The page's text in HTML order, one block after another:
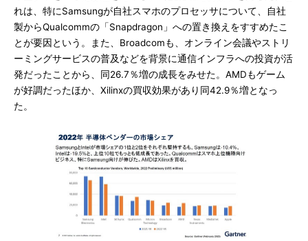
れは、特にSamsungが自社スマホのプロセッサについて、自社
製からQualcommの「Snapdragon」への置き換えをすすめたこ
とが要因という。また、Broadcomも、オンライン会議やストリ
ーミングサービスの普及などを背景に通信インフラへの投資が活
発だったことから、同26.7％増の成長をみせた。AMDもゲーム
が好調だったほか、Xilinxの買収効果があり同42.9％増となっ
た。